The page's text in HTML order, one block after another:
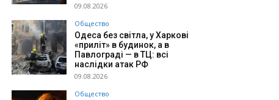
09.08.2026
Общество
Одеса без світла, у Харкові
«приліт» в будинок, а в
Павлограді — в ТЦ: всі
наслідки атак РФ
09.08.2026
Общество